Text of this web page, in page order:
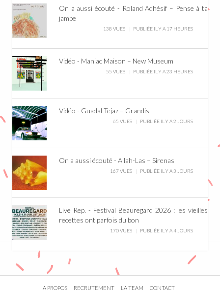
On a aussi écouté - Roland Adhésif – Pense à ta
jambe
138 VUES PUBLIÉE IL Y A 17 HEURES
Vidéo - Maniac Maison – New Museum
55 VUES PUBLIÉE IL Y A 23 HEURES
Vidéo - Guadal Tejaz – Grandis
65 VUES PUBLIÉE IL Y A 2 JOURS
On a aussi écouté - Allah-Las – Sirenas
167 VUES PUBLIÉE IL Y A 3 JOURS
Live Rep. - Festival Beauregard 2026 : les vieilles
recettes ont parfois du bon
170 VUES PUBLIÉE IL Y A 4 JOURS
A PROPOS RECRUTEMENT LA TEAM CONTACT